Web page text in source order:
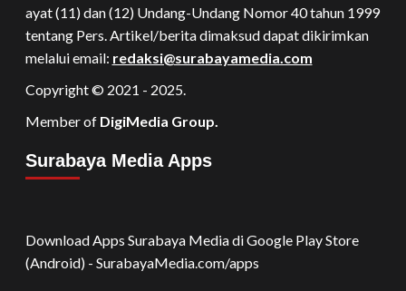
ayat (11) dan (12) Undang-Undang Nomor 40 tahun 1999
tentang Pers. Artikel/berita dimaksud dapat dikirimkan
melalui email: redaksi@surabayamedia.com
Copyright © 2021 - 2025.
Member of DigiMedia Group.
Surabaya Media Apps
Download Apps Surabaya Media di Google Play Store
(Android) - SurabayaMedia.com/apps